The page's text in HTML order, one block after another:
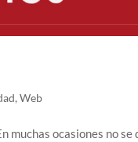
,Web
muchas ocasiones no